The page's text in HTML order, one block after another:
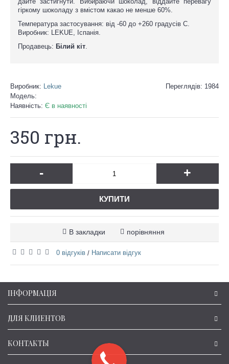
гіркому шоколаду з вмістом какао не менше 60%.
Температура застосування: від -60 до +260 градусів С.
Виробник: LEKUE, Іспанія.
Продавець: Білий кіт.
Переглядів: 1984
Виробник: Lekue
Модель:
Наявність: Є в наявності
350 грн.
- +
КУПИТИ
В закладки порівняння
0 відгуків / Написати відгук
ІНФОРМАЦІЯ
ДЛЯ КЛИЕНТОВ
КОНТАКТЫ